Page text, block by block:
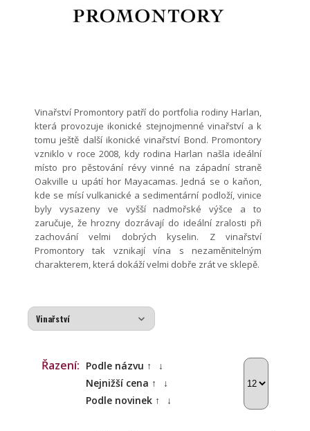
Vinařství Promontory patří do portfolia rodiny Harlan,
která provozuje ikonické stejnojmenné vinařství a k
tomu ještě další ikonické vinařství Bond. Promontory
vzniklo v roce 2008, kdy rodina Harlan našla ideální
místo pro pěstování révy vinné na západní straně
Oakville u upátí hor Mayacamas. Jedná se o kaňon,
kde se mísí vulkanické a sedimentární podloží, vinice
byly vysazeny ve vyšší nadmořské výšce a to
zaručuje, že hrozny dozrávají do ideální zralosti při
zachování velmi dobrých kyselin. Z vinařství
Promontory tak vznikají vína s nezaměnitelným
charakterem, která dokáží velmi dobře zrát ve sklepě.
Řazení: Podle názvu ↑
↓
Nejnižší cena ↑
↓
Podle novinek ↑
↓